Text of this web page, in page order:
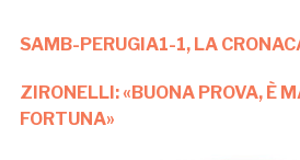
SAMB-PERUGIA1-1, LA
ZIRONELLI: «BUONA PROVA, È
FORTUNA»